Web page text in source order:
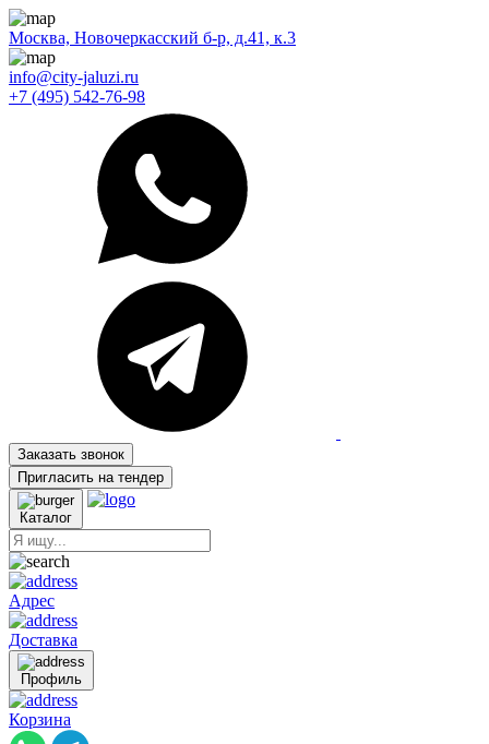
Москва, Новочеркасский б-р, д.41, к.3
info@city-jaluzi.ru
+7 (495) 542-76-98
Заказать звонок
Пригласить на тендер
Каталог
Адрес
Доставка
Профиль
Корзина